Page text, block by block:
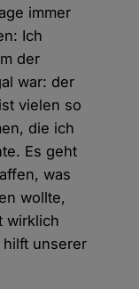
immer
Ich
der
war: der
vielen so
die ich
Es geht
was
wollte,
wirklich
unserer